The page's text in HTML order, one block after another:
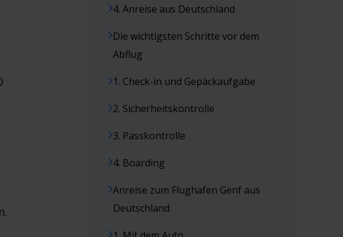
4. Anreise aus Deutschland
Die wichtigsten Schritte vor dem
Abflug
1. Check-in und Gepäckaufgabe
2. Sicherheitskontrolle
3. Passkontrolle
4. Boarding
Anreise zum Flughafen Genf aus
Deutschland